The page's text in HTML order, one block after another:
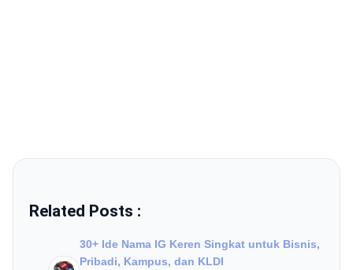
Related Posts :
30+ Ide Nama IG Keren Singkat untuk Bisnis,
Pribadi, Kampus, dan KLDI